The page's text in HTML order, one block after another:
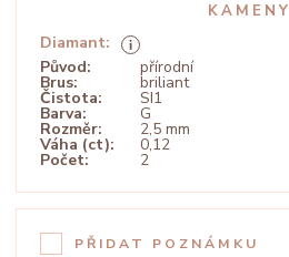
KAMENY
Diamant:
Původ:
přírodní
Brus: briliant
Čistota: SI1
Barva: G
Rozměr: 2,5 mm
Váha (ct): 0,12
Počet: 2
PŘIDAT POZNÁMKU